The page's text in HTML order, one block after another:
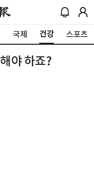
국제 건강 스포츠
야 하죠?